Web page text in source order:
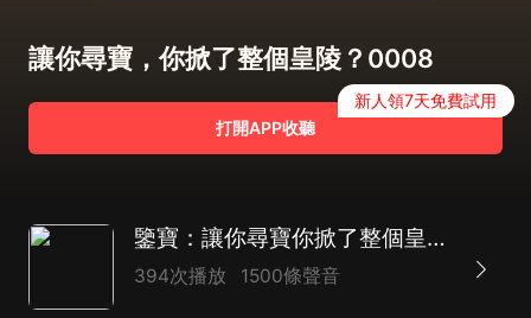
讓你尋寶，你掀了整個皇陵？0008
打開APP收聽
新人領7天免費試用
鑒寶：讓你尋寶你掀了整個皇陵 |手握系統的開掛人生 爆笑爽文 都市逆襲
394次播放 1500條聲音